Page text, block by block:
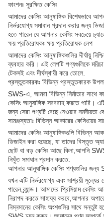
ফাংশনঃ সুরক্ষিত কেসিং
আমাদের কেসিং আনুষাঙ্গিক বিশেষভাবে
নির্ভরযোগ্য সমাধান প্রদান করার জন্য
হতে পারেন যে আপনার কেসিং সবচেয়ে
ক্ষয় প্রতিরোধকঃ ক্ষয় প্রতিরোধক লেপ
আমাদের কেসিং আনুষাঙ্গিকগুলির দীর্ঘায়ু
ব্যবহার করি। এই লেপটি পণ্যগুলিকে
টেকসই এবং দীর্ঘস্থায়ী করে তোলে.
প্রস্তুতকারকঃ বিভিন্ন প্রস্তুতকারক
SWS-এ, আমরা বিভিন্ন নির্মাতার সাথে
কেসিং আনুষাঙ্গিক সরবরাহ করতে পারি।
জন্য সেরা পণ্যটি বেছে নেওয়ার নমনীয়তা
সামঞ্জস্যতাঃ বিভিন্ন আকারের কেসিংয়ের
আমাদের কেসিং আনুষাঙ্গিকগুলি বিভিন্ন
ডিজাইন করা হয়েছে, যা তাদের বিস্তৃত
ছোট বা বড় কেসিং আছে কিনা,আপনি
নিখুঁত সমাধান প্রদান করতে.
আপনার আনুষাঙ্গিক কেসিং পণ্যগুলির
যখন এটি নির্ভরযোগ্য এবং সাশ্রয়ী
পারেন ব্র্যান্ড। আমাদের প্রিমিয়াম
নিরাপদ করতে সাহায্য করবে,আপনার
নিম্নমানের কেসিং অংশগুলির সাথে সন্তুষ্ট